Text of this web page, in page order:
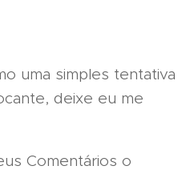
uma simples tentativa
deixe eu me
Comentários o